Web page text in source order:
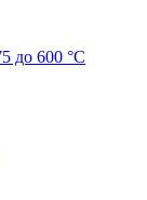
до 600 °С